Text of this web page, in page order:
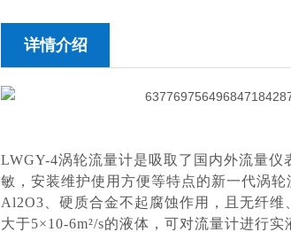
详情介绍
LWGY-4涡轮流量计是吸取了国内外流量
敏，安装维护使用方便等特点的新一代涡
Al2O3、硬质合金不起腐蚀作用，且无纤
大于5×10-6m²/s的液体，可对流量计进行